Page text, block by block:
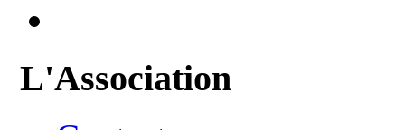
L'Association